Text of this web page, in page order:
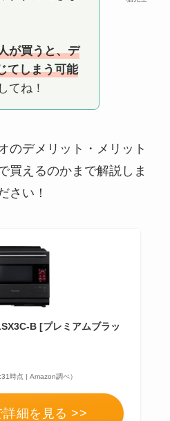
が買うと、デ
てしまう可能
てね！
のデメリット・メリット
買えるのかまで解説しま
さい！
B [プレミアムブラッ
時点 | Amazon調べ）
細を見る >>